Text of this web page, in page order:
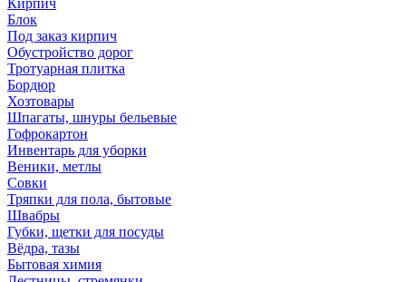
Кирпич
Блок
Под заказ кирпич
Обустройство дорог
Тротуарная плитка
Бордюр
Хозтовары
Шпагаты, шнуры бельевые
Гофрокартон
Инвентарь для уборки
Веники, метлы
Совки
Тряпки для пола, бытовые
Швабры
Губки, щетки для посуды
Вёдра, тазы
Бытовая химия